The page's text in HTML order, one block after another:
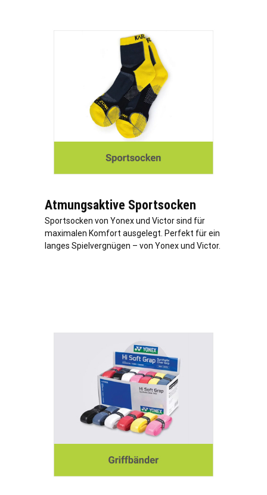
Atmungsaktive Sportsocken
Sportsocken von Yonex und Victor sind für
maximalen Komfort ausgelegt. Perfekt für ein
langes Spielvergnügen – von Yonex und Victor.